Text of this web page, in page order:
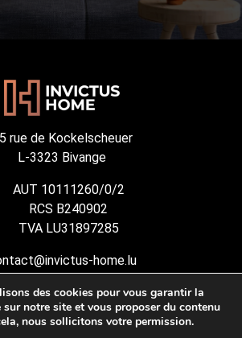
rue de Kockelscheuer
L-3323 Bivange
AUT 10111260/0/2
RCS B240902
TVA LU31897285
home.lu
(+352) 621 494 410
des cookies pour vous garantir la
sur notre site et vous proposer du contenu
nous sollicitons votre permission.